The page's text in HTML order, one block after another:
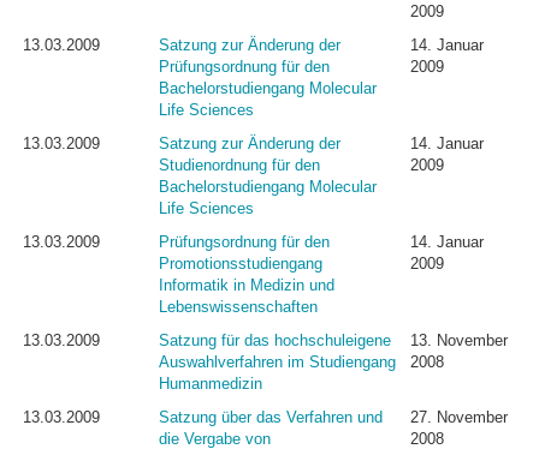
2009
13.03.2009
Satzung zur Änderung der
Prüfungsordnung für den
Bachelorstudiengang Molecular
Life Sciences
14. Januar
2009
13.03.2009
Satzung zur Änderung der
Studienordnung für den
Bachelorstudiengang Molecular
Life Sciences
14. Januar
2009
13.03.2009
Prüfungsordnung für den
Promotionsstudiengang
Informatik in Medizin und
Lebenswissenschaften
14. Januar
2009
13.03.2009
Satzung für das hochschuleigene
Auswahlverfahren im Studiengang
Humanmedizin
13. November
2008
13.03.2009
Satzung über das Verfahren und
die Vergabe von
27. November
2008